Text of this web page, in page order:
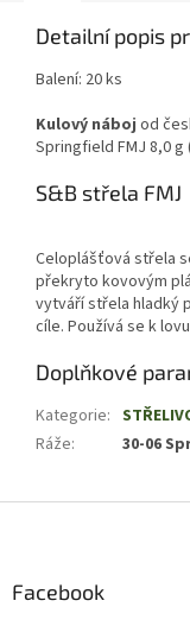
Detailní popis
Balení: 20 ks
Kulový náboj od
Springfield FMJ 8,0
S&B střela FMJ
Celoplášťová střela
překryto kovovým
vytváří střela hladký
cíle. Používá se k
Doplňkové
Kategorie:
Ráže: 30-06
Facebook